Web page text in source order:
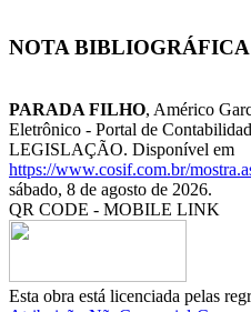
NOTA BIBLIOGRÁFICA
PARADA FILHO, Américo
Eletrônico - Portal de
LEGISLAÇÃO. Disponível em
https://www.cosif.com.br/
sábado, 8 de agosto de 2026.
QR CODE - MOBILE LINK
Esta obra está licenciada pelas